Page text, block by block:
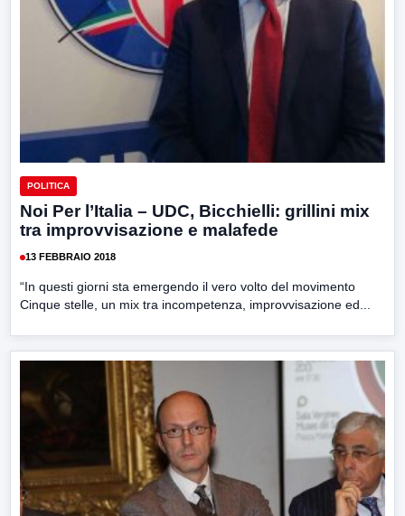
POLITICA
Noi Per l’Italia – UDC, Bicchielli: grillini mix
tra improvvisazione e malafede
13 FEBBRAIO 2018
“In questi giorni sta emergendo il vero volto del movimento
Cinque stelle, un mix tra incompetenza, improvvisazione ed...